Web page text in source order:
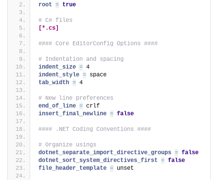
root = true
# C# files
[*.cs]
#### Core EditorConfig Options ####
# Indentation and spacing
indent_size = 4
indent_style = space
tab_width = 4
# New line preferences
end_of_line = crlf
insert_final_newline = false
#### .NET Coding Conventions ####
# Organize usings
dotnet_separate_import_directive_groups = false
dotnet_sort_system_directives_first = false
file_header_template = unset